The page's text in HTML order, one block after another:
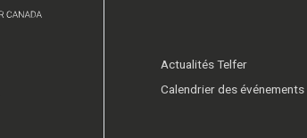
Actualités Telfer
Calendrier des événements